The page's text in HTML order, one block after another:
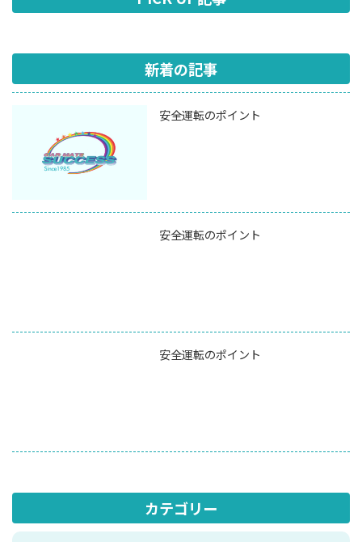
新着の記事
安全運転のポイント
安全運転のポイント
安全運転のポイント
カテゴリー